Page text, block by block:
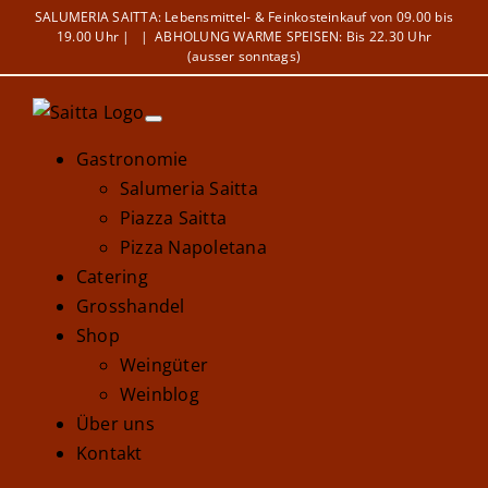
Zum
springen
SALUMERIA SAITTA: Lebensmittel- & Feinkosteinkauf von 09.00 bis
19.00 Uhr |
| ABHOLUNG WARME SPEISEN: Bis 22.30 Uhr
(ausser sonntags)
Gastronomie
Salumeria Saitta
Piazza Saitta
Pizza Napoletana
Catering
Grosshandel
Shop
Weingüter
Weinblog
Über uns
Kontakt